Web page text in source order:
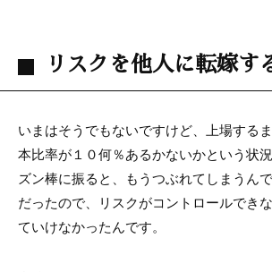
リスクを他人に転嫁す
いまはそうでもないですけど、上場する
本比率が１０何％あるかないかという状
ズン棒に振ると、もうつぶれてしまうん
だったので、リスクがコントロールでき
ていけなかったんです。